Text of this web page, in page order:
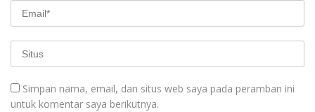
Simpan nama, email, dan situs web saya pada peramban ini
untuk komentar saya berikutnya.